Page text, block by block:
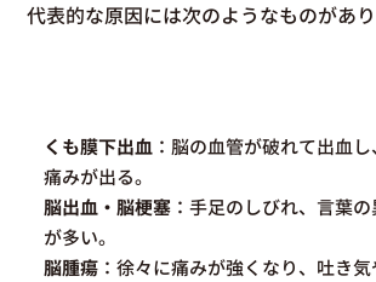
代表的な原因には次のようなものがあり
くも膜下出血：脳の血管が破れて出血
痛みが出る。
脳出血・脳梗塞：手足のしびれ、言葉
が多い。
脳腫瘍：徐々に痛みが強くなり、吐き